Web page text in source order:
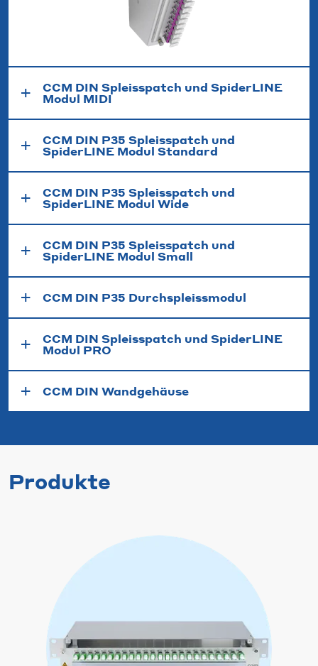
CCM DIN Spleisspatch und SpiderLINE
Modul MIDI
CCM DIN P35 Spleisspatch und
SpiderLINE Modul Standard
CCM DIN P35 Spleisspatch und
SpiderLINE Modul Wide
CCM DIN P35 Spleisspatch und
SpiderLINE Modul Small
CCM DIN P35 Durchspleissmodul
CCM DIN Spleisspatch und SpiderLINE
Modul PRO
CCM DIN Wandgehäuse
Produkte